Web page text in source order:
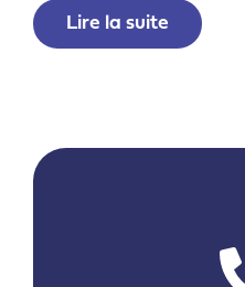
Lire la suite